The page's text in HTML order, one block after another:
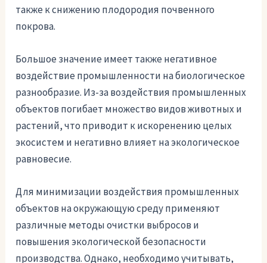
также к снижению плодородия почвенного
покрова.
Большое значение имеет также негативное
воздействие промышленности на биологическое
разнообразие. Из-за воздействия промышленных
объектов погибает множество видов животных и
растений, что приводит к искоренению целых
экосистем и негативно влияет на экологическое
равновесие.
Для минимизации воздействия промышленных
объектов на окружающую среду применяют
различные методы очистки выбросов и
повышения экологической безопасности
производства. Однако, необходимо учитывать,